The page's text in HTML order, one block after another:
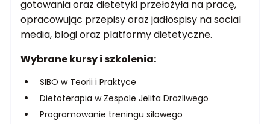
gotowania oraz dietetyki przełożyła na pracę,
opracowując przepisy oraz jadłospisy na social
media, blogi oraz platformy dietetyczne.
Wybrane kursy i szkolenia:
SIBO w Teorii i Praktyce
Dietoterapia w Zespole Jelita Drażliwego
Programowanie treningu siłowego